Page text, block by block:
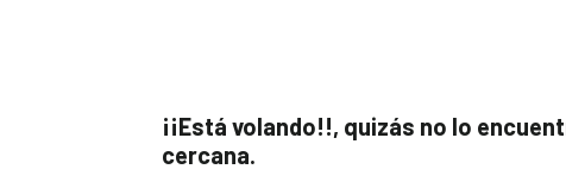
¡¡Está volando!!, quizás no lo
cercana.